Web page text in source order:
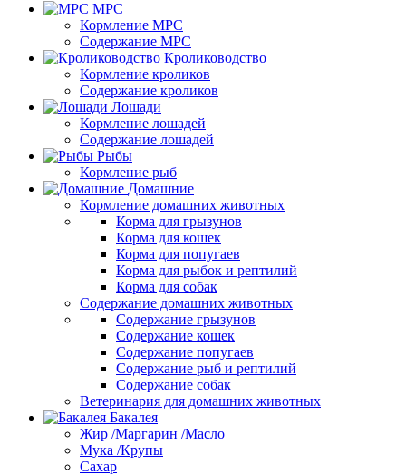
МРС
Кормление МРС
Содержание МРС
Кролиководство
Кормление кроликов
Содержание кроликов
Лошади
Кормление лошадей
Содержание лошадей
Рыбы
Кормление рыб
Домашние
Кормление домашних животных
Корма для грызунов
Корма для кошек
Корма для попугаев
Корма для рыбок и рептилий
Корма для собак
Содержание домашних животных
Содержание грызунов
Содержание кошек
Содержание попугаев
Содержание рыб и рептилий
Содержание собак
Ветеринария для домашних животных
Бакалея
Жир /Маргарин /Масло
Мука /Крупы
Сахар